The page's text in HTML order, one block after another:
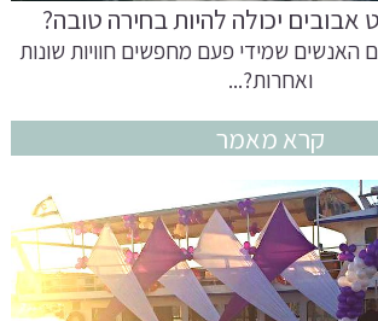
אבובים יכולה להיות בחירה טובה?
האנשים שמידי פעם מחפשים חוויות שונות
ואחרות?...
קרא מאמר